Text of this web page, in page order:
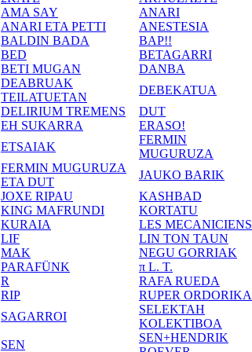
AMA SAY
ANARI
ANARI ETA PETTI
ANESTESIA
BALDIN BADA
BAP!!
BED
BETAGARRI
BETI MUGAN
DANBA
DEABRUAK
TEILATUETAN
DEBEKATUA
DELIRIUM TREMENS
DUT
EH SUKARRA
ERASO!
ETSAIAK
FERMIN
MUGURUZA
FERMIN MUGURUZA
ETA DUT
JAUKO BARIK
JOXE RIPAU
KASHBAD
KING MAFRUNDI
KORTATU
KURAIA
LES MECANICIENS
LIF
LIN TON TAUN
MAK
NEGU GORRIAK
PARAFÜNK
π L. T.
R
RAFA RUEDA
RIP
RUPER ORDORIKA
SAGARROI
SELEKTAH
KOLEKTIBOA
SEN
SEN+HENDRIK